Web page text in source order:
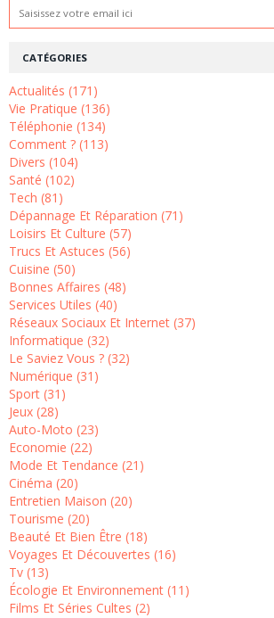
CATÉGORIES
Actualités (171)
Vie Pratique (136)
Téléphonie (134)
Comment ? (113)
Divers (104)
Santé (102)
Tech (81)
Dépannage Et Réparation (71)
Loisirs Et Culture (57)
Trucs Et Astuces (56)
Cuisine (50)
Bonnes Affaires (48)
Services Utiles (40)
Réseaux Sociaux Et Internet (37)
Informatique (32)
Le Saviez Vous ? (32)
Numérique (31)
Sport (31)
Jeux (28)
Auto-Moto (23)
Economie (22)
Mode Et Tendance (21)
Cinéma (20)
Entretien Maison (20)
Tourisme (20)
Beauté Et Bien Être (18)
Voyages Et Découvertes (16)
Tv (13)
Écologie Et Environnement (11)
Films Et Séries Cultes (2)